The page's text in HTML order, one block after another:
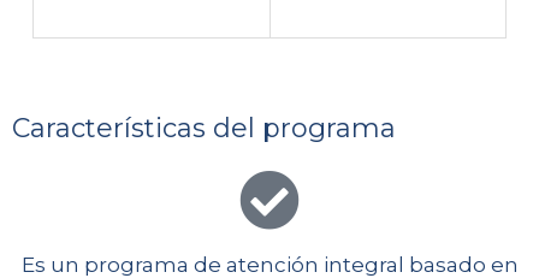
Características del programa
Es un programa de atención integral basado en